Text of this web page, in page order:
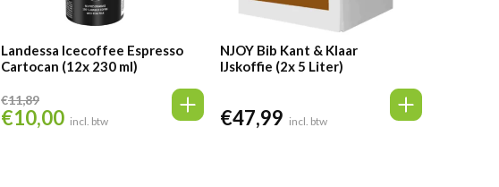
Landessa Icecoffee Espresso
Cartocan (12x 230 ml)
€11,89
Oorspronkelijke
€10,00 Huidige
incl. btw
NJOY Bib Kant & Klaar
IJskoffie (2x 5 Liter)
€47,99 incl. btw